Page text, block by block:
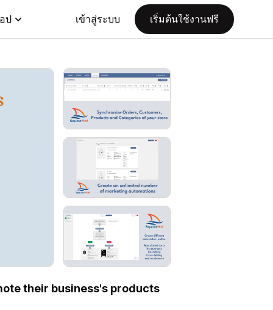
ป เข้าสู่ระบบ เริ่มต้นใช้งานฟรี
their business's products